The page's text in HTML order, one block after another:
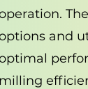
and
milling